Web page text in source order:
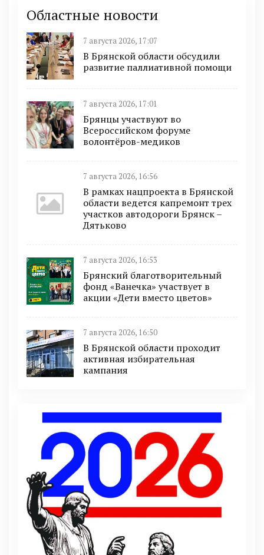
Областные новости
7 августа 2026, 17:07
В Брянской области обсудили
развитие паллиативной помощи
7 августа 2026, 17:01
Брянцы участвуют во
Всероссийском форуме
волонтёров-медиков
7 августа 2026, 16:56
В рамках нацпроекта в Брянской
области ведется капремонт трех
участков автодороги Брянск –
Дятьково
7 августа 2026, 16:53
Брянский благотворительный
фонд «Ванечка» участвует в
акции «Дети вместо цветов»
7 августа 2026, 16:50
В Брянской области проходит
активная избирательная
кампания